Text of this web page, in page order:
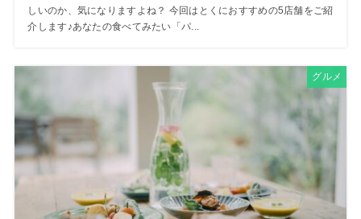
しいのか、気になりますよね？ 今回はとくにおすすめの5店舗をご紹
介します♪あなたの食べてみたい「パ...
グルメ